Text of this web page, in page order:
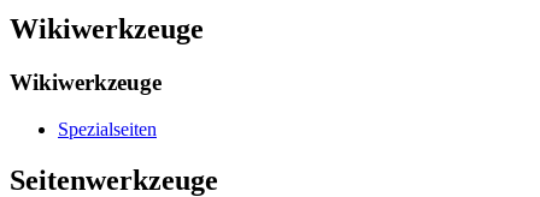
Wikiwerkzeuge
Wikiwerkzeuge
Spezialseiten
Seitenwerkzeuge